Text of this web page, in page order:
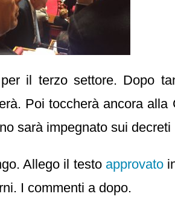
il terzo settore. Dopo
Poi toccherà ancora
sarà impegnato sui
Allego il testo approvato
I commenti a dopo.